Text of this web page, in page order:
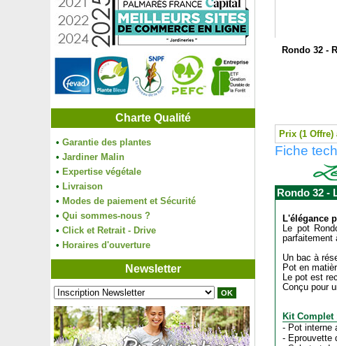
Charte Qualité
• Garantie des plantes
• Jardiner Malin
• Expertise végétale
• Livraison
• Modes de paiement et Sécurité
• Qui sommes-nous ?
• Click et Retrait - Drive
• Horaires d'ouverture
Newsletter
Rondo 32 -
Prix (1 Offre)
Fiche
Rondo 32 -
L'élégance
Le pot
parfaitement
Un bac à
Pot en
Le pot est
Conçu pour
Kit Complet
- Pot interne
- Eprouvette